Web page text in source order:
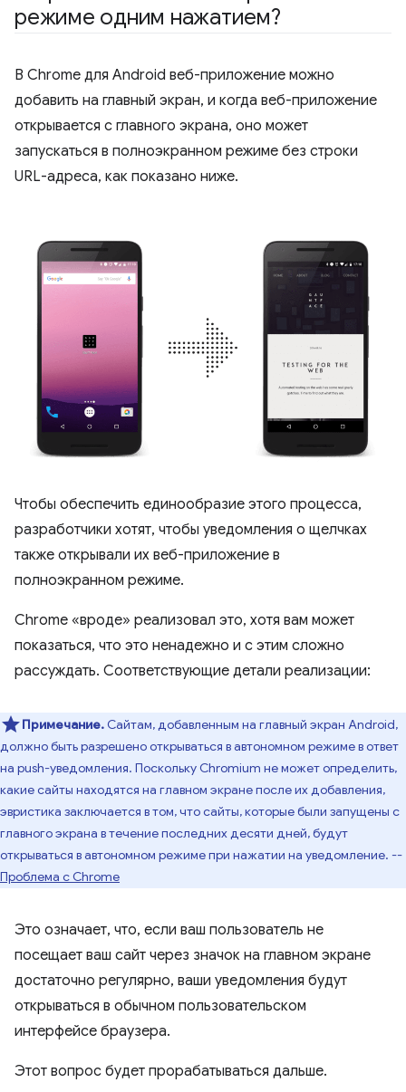
режиме одним нажатием?
В Chrome для Android веб-приложение можно
добавить на главный экран, и когда веб-приложение
открывается с главного экрана, оно может
запускаться в полноэкранном режиме без строки
URL-адреса, как показано ниже.
Чтобы обеспечить единообразие этого процесса,
разработчики хотят, чтобы уведомления о щелчках
также открывали их веб-приложение в
полноэкранном режиме.
Chrome «вроде» реализовал это, хотя вам может
показаться, что это ненадежно и с этим сложно
рассуждать. Соответствующие детали реализации:
Примечание. Сайтам, добавленным на главный экран Android,
должно быть разрешено открываться в автономном режиме в ответ
на push-уведомления. Поскольку Chromium не может определить,
какие сайты находятся на главном экране после их добавления,
эвристика заключается в том, что сайты, которые были запущены с
главного экрана в течение последних десяти дней, будут
открываться в автономном режиме при нажатии на уведомление. --
Проблема с Chrome
Это означает, что, если ваш пользователь не
посещает ваш сайт через значок на главном экране
достаточно регулярно, ваши уведомления будут
открываться в обычном пользовательском
интерфейсе браузера.
Этот вопрос будет прорабатываться дальше.